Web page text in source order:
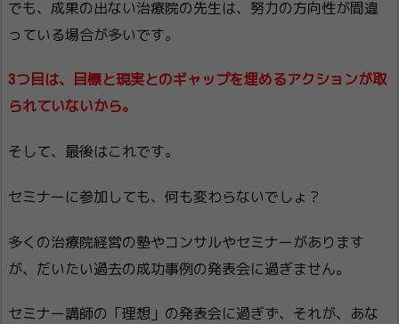
でも、成果の出ない治療院の先生は、努力の方向性が間違
っている場合が多いです。
3つ目は、目標と現実とのギャップを埋めるアクションが取
られていないから。
そして、最後はこれです。
セミナーに参加しても、何も変わらないでしょ？
多くの治療院経営の塾やコンサルやセミナーがあります
が、だいたい過去の成功事例の発表会に過ぎません。
セミナー講師の「理想」の発表会に過ぎず、それが、あな